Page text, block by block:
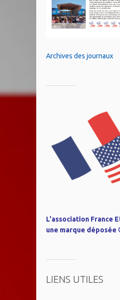
Archives des journaux
L'association France
une marque déposée
LIENS UTILES